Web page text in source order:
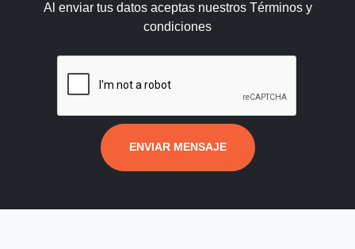
Al enviar tus datos aceptas nuestros Términos y
condiciones
ENVIAR MENSAJE